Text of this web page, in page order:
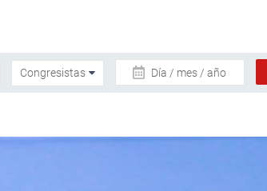
Día / mes / año